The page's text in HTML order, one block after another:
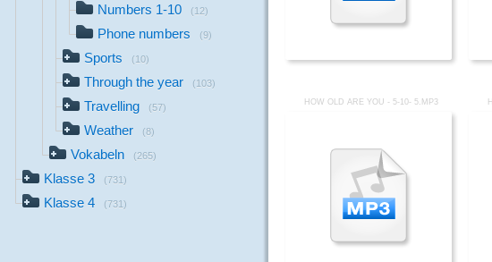
Numbers 1-10 (12)
Phone numbers (9)
Sports (10)
Through the year (103)
Travelling (57)
Weather (8)
Vokabeln (265)
Klasse 3 (731)
Klasse 4 (731)
HOW OLD ARE YOU - 5-10- 5.MP3